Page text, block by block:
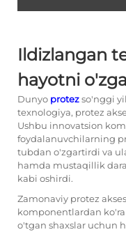
Ildizlangan
hayotni
Dunyo protezso'nggi
texnologiya, protez
Ushbu innovatsion
foydalanuvchilarning
tubdan o'zgartirdi va
hamda mustaqillik
kabi oshirdi.
Zamonaviy protez
komponentlardan
o'tgan shaxslar uchun